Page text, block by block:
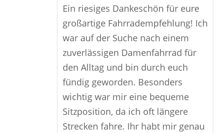
Ein riesiges Dankeschön für eure
großartige Fahrradempfehlung! Ich
war auf der Suche nach einem
zuverlässigen Damenfahrrad für
den Alltag und bin durch euch
fündig geworden. Besonders
wichtig war mir eine bequeme
Sitzposition, da ich oft längere
Strecken fahre. Ihr habt mir genau